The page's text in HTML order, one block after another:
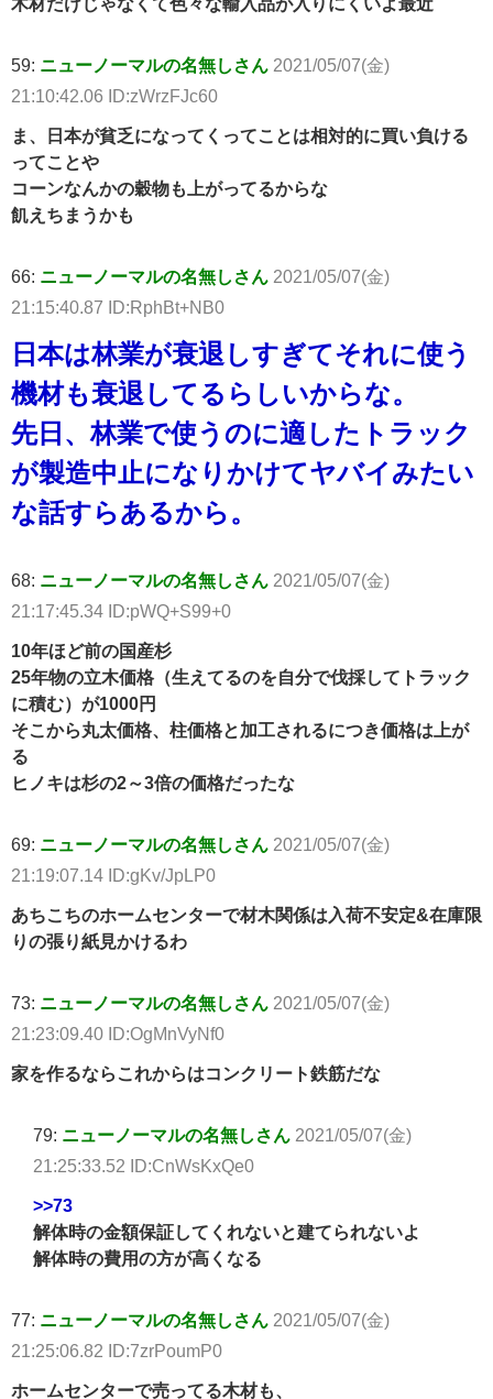
59: ニューノーマルの名無しさん 2021/05/07(金)
21:10:42.06 ID:zWrzFJc60
ま、日本が貧乏になってくってことは相対的に買い負ける
ってことや
コーンなんかの穀物も上がってるからな
飢えちまうかも
66: ニューノーマルの名無しさん 2021/05/07(金)
21:15:40.87 ID:RphBt+NB0
日本は林業が衰退しすぎてそれに使う
機材も衰退してるらしいからな。
先日、林業で使うのに適したトラック
が製造中止になりかけてヤバイみたい
な話すらあるから。
68: ニューノーマルの名無しさん 2021/05/07(金)
21:17:45.34 ID:pWQ+S99+0
10年ほど前の国産杉
25年物の立木価格（生えてるのを自分で伐採してトラック
に積む）が1000円
そこから丸太価格、柱価格と加工されるにつき価格は上が
る
ヒノキは杉の2～3倍の価格だったな
69: ニューノーマルの名無しさん 2021/05/07(金)
21:19:07.14 ID:gKv/JpLP0
あちこちのホームセンターで材木関係は入荷不安定&在庫限
りの張り紙見かけるわ
73: ニューノーマルの名無しさん 2021/05/07(金)
21:23:09.40 ID:OgMnVyNf0
家を作るならこれからはコンクリート鉄筋だな
79: ニューノーマルの名無しさん 2021/05/07(金)
21:25:33.52 ID:CnWsKxQe0
>>73
解体時の金額保証してくれないと建てられないよ
解体時の費用の方が高くなる
77: ニューノーマルの名無しさん 2021/05/07(金)
21:25:06.82 ID:7zrPoumP0
ホームセンターで売ってる木材も、